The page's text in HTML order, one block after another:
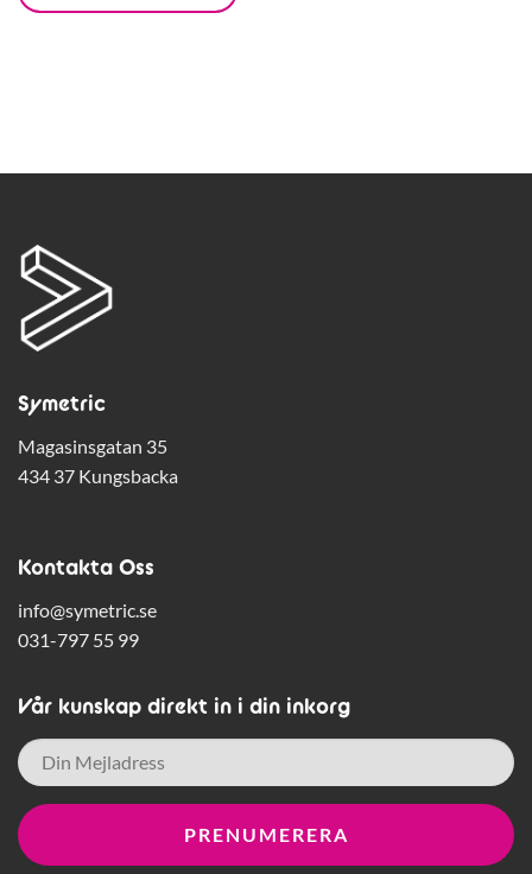
Symetric
Magasinsgatan 35
434 37 Kungsbacka
Kontakta Oss
info@symetric.se
031-797 55 99
Vår kunskap direkt in i din inkorg
E-
post *